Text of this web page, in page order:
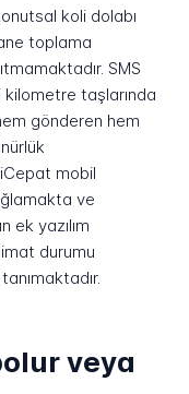
koli dolabı
toplama
SMS
kilometre taşlarında
gönderen hem
mobil
ve
ek yazılım
durumu
veya